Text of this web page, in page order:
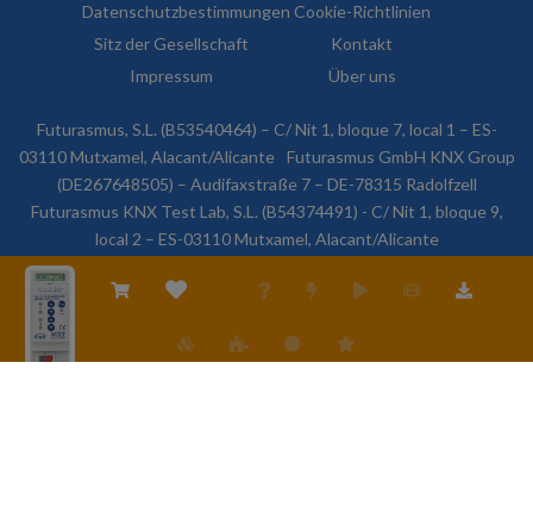
Datenschutzbestimmungen Cookie-Richtlinien
Sitz der Gesellschaft
Kontakt
Impressum
Über uns
Futurasmus, S.L. (B53540464) – C/ Nit 1, bloque 7, local 1 – ES-
03110 Mutxamel, Alacant/Alicante
Futurasmus GmbH KNX Group
(DE267648505) – Audifaxstraße 7 – DE-78315 Radolfzell
Futurasmus KNX Test Lab, S.L. (B54374491) - C/ Nit 1, bloque 9,
local 2 – ES-03110 Mutxamel, Alacant/Alicante
© 2026 Futurasmus, S.L. Alle Rechte vorbehalten.